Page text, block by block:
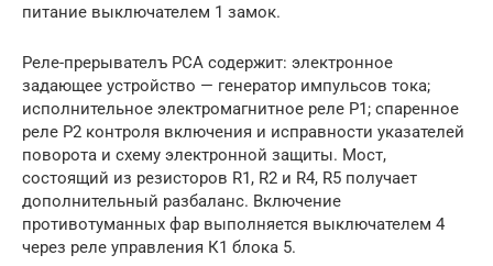
питание выключателем 1 замок.
Реле-прерывателъ РСА содержит: электронное
задающее устройство — генератор импульсов тока;
исполнительное электромагнитное реле Р1; спаренное
реле Р2 контроля включения и исправности указателей
поворота и схему электронной защиты. Мост,
состоящий из резисторов R1, R2 и R4, R5 получает
дополнительный разбаланс. Включение
противотуманных фар выполняется выключателем 4
через реле управления К1 блока 5.